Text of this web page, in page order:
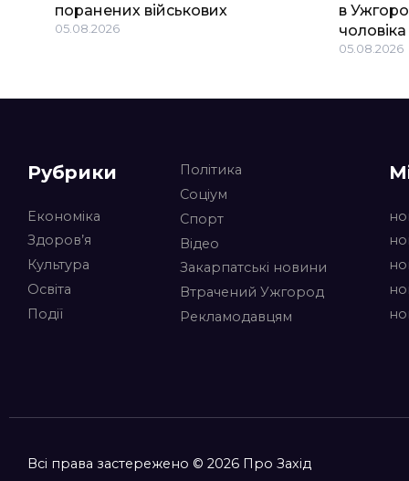
поранених військових
05.08.2026
в
чоловіка
05.08.2026
Рубрики
Економіка
Здоров’я
Культура
Освіта
Події
Політика
Соціум
Спорт
Відео
Закарпатські новини
Втрачений Ужгород
Рекламодавцям
Всі права застережено © 2026 Про Захід